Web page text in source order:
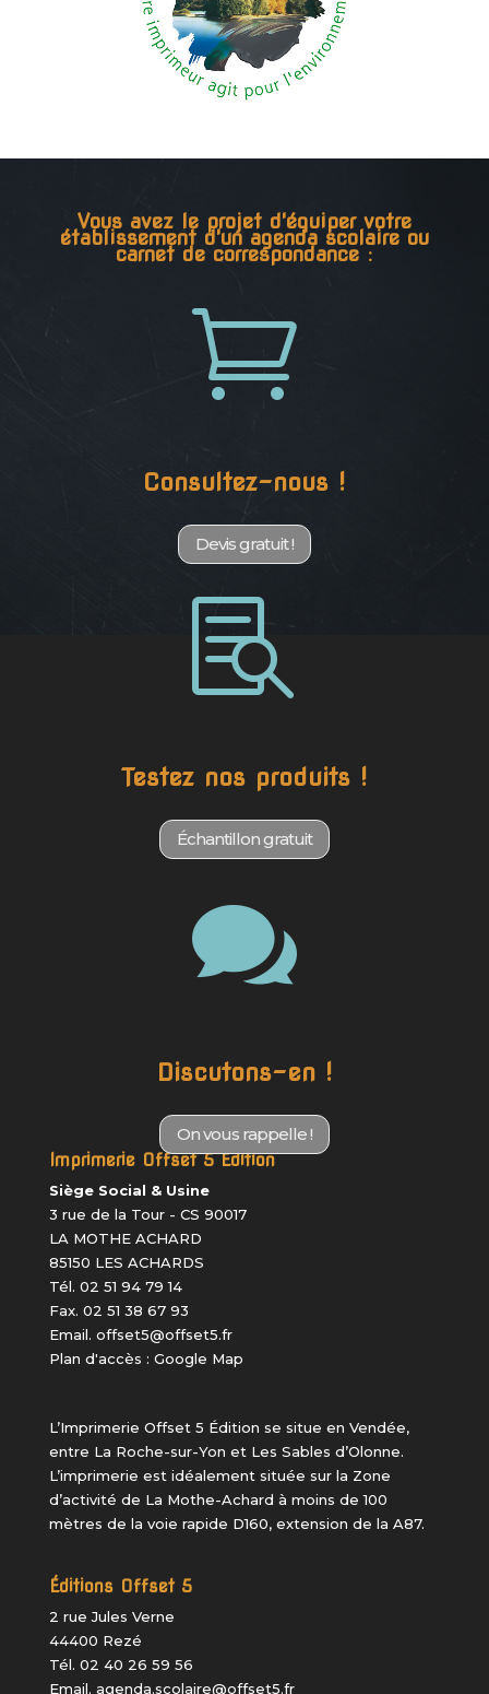
Vous avez le projet d'équiper votre
établissement d'un agenda scolaire ou
carnet de correspondance :

Consultez-nous !
Devis gratuit !

Testez nos produits !
Échantillon gratuit

Discutons-en !
On vous rappelle !
Imprimerie Offset 5 Édition
Siège Social & Usine
3 rue de la Tour - CS 90017
LA MOTHE ACHARD
85150 LES ACHARDS
Tél. 02 51 94 79 14
Fax. 02 51 38 67 93
Email. offset5@offset5.fr
Plan d'accès : Google Map
L’Imprimerie Offset 5 Édition se situe en Vendée,
entre La Roche-sur-Yon et Les Sables d’Olonne.
L’imprimerie est idéalement située sur la Zone
d’activité de La Mothe-Achard à moins de 100
mètres de la voie rapide D160, extension de la A87.
Éditions Offset 5
2 rue Jules Verne
44400 Rezé
Tél. 02 40 26 59 56
Email. agenda.scolaire@offset5.fr